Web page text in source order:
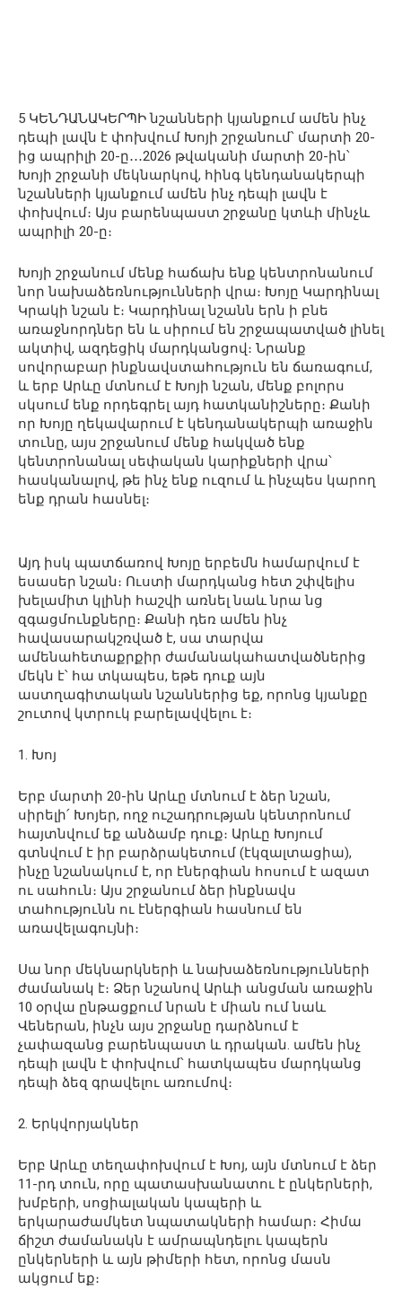
5 ԿԵՆԴԱՆԱԿԵՐՊԻ նշանների կյանքում ամեն ինչ
դեպի լավն է փոխվում Խոյի շրջանում՝ մարտի 20-
ից ապրիլի 20-ը․․․2026 թվականի մարտի 20-ին՝
Խոյի շրջանի մեկնարկով, հինգ կենդանակերպի
նշանների կյանքում ամեն ինչ դեպի լավն է
փոխվում։ Այս բարենպաստ շրջանը կտևի մինչև
ապրիլի 20-ը։
Խոյի շրջանում մենք հաճախ ենք կենտրոնանում
նոր նախաձեռնությունների վրա։ Խոյը Կարդինալ
Կրակի նշան է։ Կարդինալ նշանն երն ի բնե
առաջնորդներ են և սիրում են շրջապատված լինել
ակտիվ, ազդեցիկ մարդկանցով։ Նրանք
սովորաբար ինքնավստահություն են ճառագում,
և երբ Արևը մտնում է Խոյի նշան, մենք բոլորս
սկսում ենք որդեգրել այդ հատկանիշները։ Քանի
որ Խոյը ղեկավարում է կենդանակերպի առաջին
տունը, այս շրջանում մենք հակված ենք
կենտրոնանալ սեփական կարիքների վրա՝
հասկանալով, թե ինչ ենք ուզում և ինչպես կարող
ենք դրան հասնել։
Այդ իսկ պատճառով Խոյը երբեմն համարվում է
եսասեր նշան։ Ուստի մարդկանց հետ շփվելիս
խելամիտ կլինի հաշվի առնել նաև նրա նց
զգացմունքները։ Քանի դեռ ամեն ինչ
հավասարակշռված է, սա տարվա
ամենահետաքրքիր ժամանակահատվածներից
մեկն է՝ հա տկապես, եթե դուք այն
աստղագիտական նշաններից եք, որոնց կյանքը
շուտով կտրուկ բարելավվելու է։
1. Խոյ
Երբ մարտի 20-ին Արևը մտնում է ձեր նշան,
սիրելի՛ Խոյեր, ողջ ուշադրության կենտրոնում
հայտնվում եք անձամբ դուք։ Արևը Խոյում
գտնվում է իր բարձրակետում (էկզալտացիա),
ինչը նշանակում է, որ էներգիան հոսում է ազատ
ու սահուն։ Այս շրջանում ձեր ինքնավս
տահությունն ու էներգիան հասնում են
առավելագույնի։
Սա նոր մեկնարկների և նախաձեռնությունների
ժամանակ է։ Ձեր նշանով Արևի անցման առաջին
10 օրվա ընթացքում նրան է միան ում նաև
Վեներան, ինչն այս շրջանը դարձնում է
չափազանց բարենպաստ և դրական. ամեն ինչ
դեպի լավն է փոխվում՝ հատկապես մարդկանց
դեպի ձեզ գրավելու առումով։
2. Երկվորյակներ
Երբ Արևը տեղափոխվում է Խոյ, այն մտնում է ձեր
11-րդ տուն, որը պատասխանատու է ընկերների,
խմբերի, սոցիալական կապերի և
երկարաժամկետ նպատակների համար։ Հիմա
ճիշտ ժամանակն է ամրապնդելու կապերն
ընկերների և այն թիմերի հետ, որոնց մասն
ակցում եք։